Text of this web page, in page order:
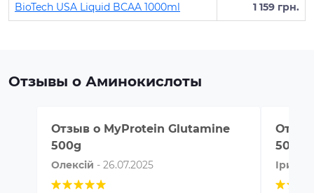
BioTech USA Liquid BCAA 1000ml 1 159 грн.
Отзывы о Аминокислоты
Отзыв о MyProtein Glutamine
500g
Олексій - 26.07.2025
500g
Ірина